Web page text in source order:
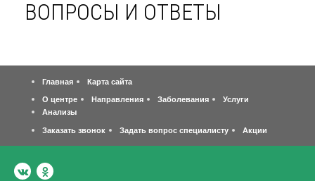
ВОПРОСЫ И ОТВЕТЫ
Главная
Карта сайта
О центре
Направления Заболевания
Услуги
Анализы
Заказать звонок
Задать вопрос специалисту Акции